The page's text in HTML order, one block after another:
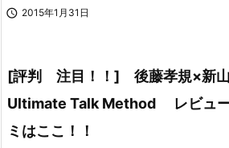
 2015年1月31日
[評判 注目！！] 後藤孝規×新
Ultimate Talk Method レビュ
ミはここ！！